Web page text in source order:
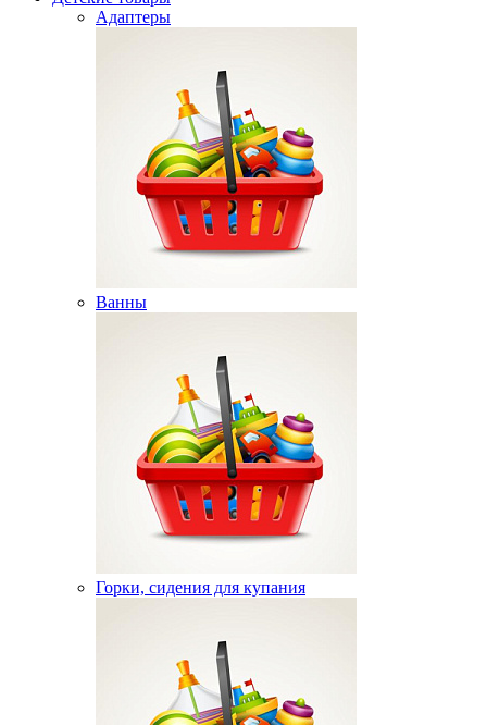
Адаптеры
Ванны
Горки, сидения для купания